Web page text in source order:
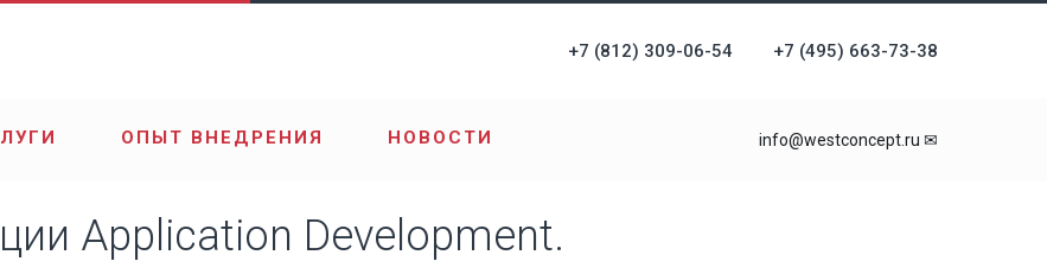
+7 (812) 309-06-54 +7 (495) 663-73-38
ОПЫТ ВНЕДРЕНИЯ НОВОСТИ info@westconcept.ru ✉
Application Development.